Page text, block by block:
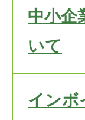
中小企
いて
インボ